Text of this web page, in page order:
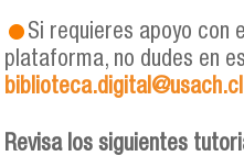
Si requieres apoyo con
plataforma, no dudes en
biblioteca.digital@usach.cl
Revisa los siguientes